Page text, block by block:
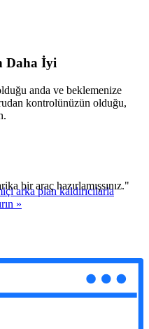
Daha İyi
anda ve beklemenize
kontrolünüzün olduğu,
arka plan kaldırıcılarla
»
bir araç hazırlamışsınız."